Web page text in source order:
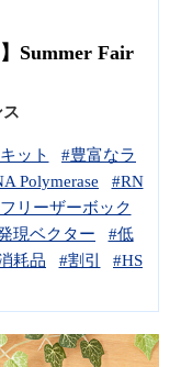
Summer Fair
ット
#豊富なラ
Polymerase
#RN
リーザーボック
現ベクター
#低
耗品 #割引
#HS